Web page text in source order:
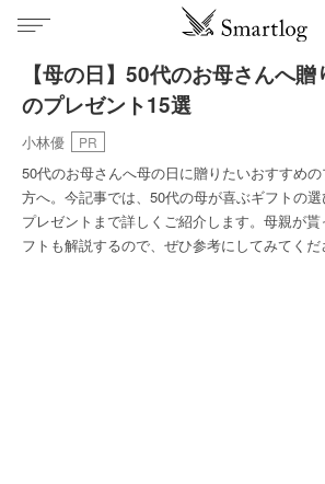
【母の日】50代のお母さんへ
のプレゼント15選
小林優 PR
50代のお母さんへ母の日に贈りたいおすすめ
方へ。今記事では、50代の母が喜ぶギフトの
プレゼントまで詳しくご紹介します。母親が
フトも解説するので、ぜひ参考にしてみてくだ